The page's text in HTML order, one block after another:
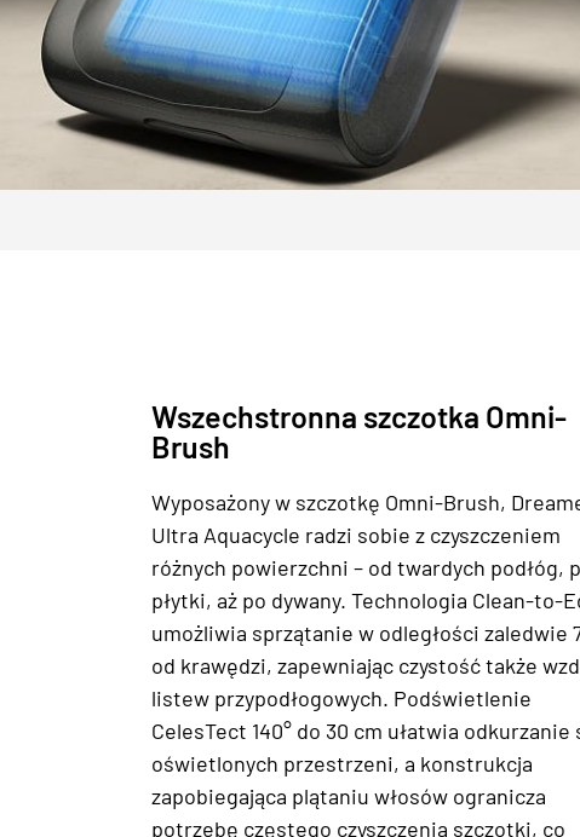
Wszechstronna szczotka Omni-
Brush
Wyposażony w szczotkę Omni-Brush,
Ultra Aquacycle radzi sobie z czyszczeniem
różnych powierzchni – od twardych podłóg,
płytki, aż po dywany. Technologia Clean-to-
umożliwia sprzątanie w odległości zaledwie
od krawędzi, zapewniając czystość także
listew przypodłogowych. Podświetlenie
CelesTect 140° do 30 cm ułatwia odkurzanie
oświetlonych przestrzeni, a konstrukcja
zapobiegająca plątaniu włosów ogranicza
potrzebę częstego czyszczenia szczotki, co